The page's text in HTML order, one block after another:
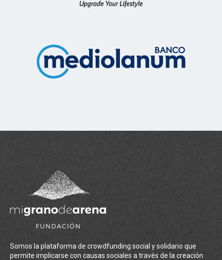
Somos la plataforma de crowdfunding social y solidario que
permite implicarse con causas sociales a través de la creación